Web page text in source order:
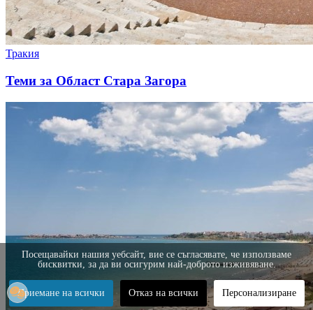
Тракия
Теми за Област Стара Загора
Посещавайки нашия уебсайт, вие се съгласявате, че използваме
бисквитки, за да ви осигурим най-доброто изживяване.
Приемане на всички Отказ на всички Персонализиране